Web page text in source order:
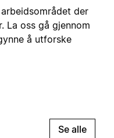
der
La oss gå gjennom
å utforske
Se alle